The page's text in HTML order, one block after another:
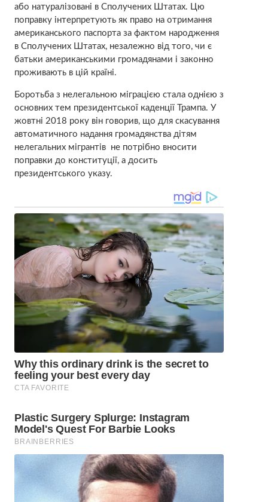
або натуралізовані в Сполучених Штатах. Цю
поправку інтерпретують як право на отримання
американського паспорта за фактом народження
в Сполучених Штатах, незалежно від того, чи є
батьки американськими громадянами і законно
проживають в цій країні.
Боротьба з нелегальною міграцією стала однією з
основних тем президентської каденції Трампа. У
жовтні 2018 року він говорив, що для скасування
автоматичного надання громадянства дітям
нелегальних мігрантів не потрібно вносити
поправки до конституції, а досить
президентського указу.